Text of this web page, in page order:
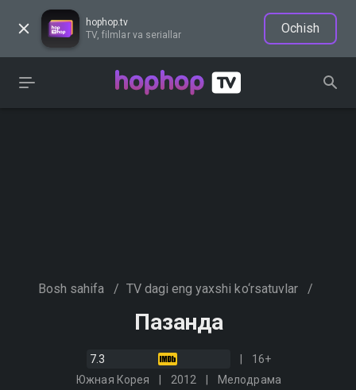
hophop.tv
TV, filmlar va seriallar
Ochish
Bosh sahifa / TV dagi eng yaxshi ko‘rsatuvlar /
Пазанда
7.3
16+
Южная Корея
2012 Мелодрама